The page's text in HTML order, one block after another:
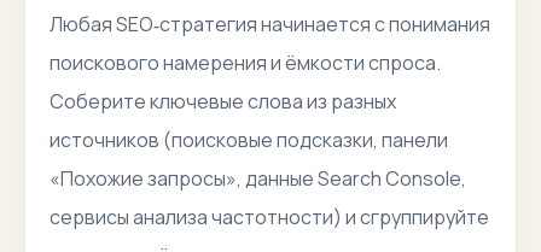
Любая SEO‑стратегия начинается с понимания
поискового намерения и ёмкости спроса.
Соберите ключевые слова из разных
источников (поисковые подсказки, панели
«Похожие запросы», данные Search Console,
сервисы анализа частотности) и сгруппируйте